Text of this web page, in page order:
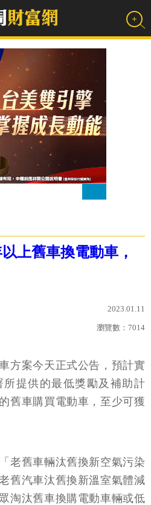
上舊車換電動車，
2023.01.11
瀏覽數： 7014
方案今天正式公告，預計實
提供的最低獎勵及補助計
舊車購買電動車，至少可獲
老舊車輛汰舊換新空氣污染
舊汽車汰舊換新溫室氣體減
淘汰舊車換購電動車輛或低